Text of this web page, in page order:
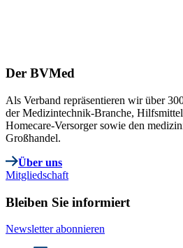
Der BVMed
Als Verband repräsentieren wir über
der Medizintechnik-Branche,
Homecare-Versorger sowie den
Großhandel.
Über uns
Mitgliedschaft
Bleiben Sie informiert
Newsletter abonnieren